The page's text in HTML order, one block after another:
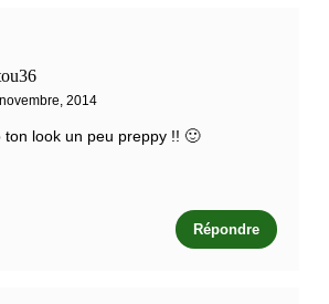
2014
ton look un peu preppy !! 🙂
Répondre